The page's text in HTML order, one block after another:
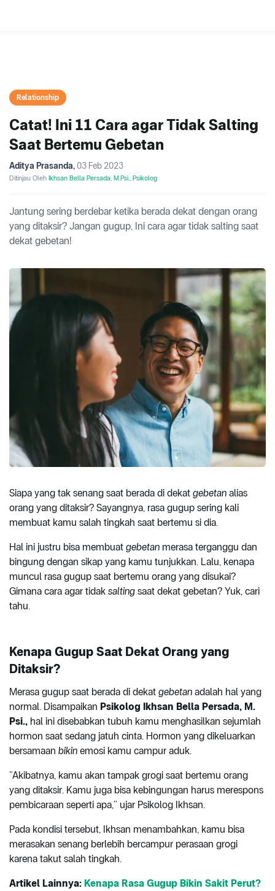
Relationship
Catat! Ini 11 Cara agar Tidak Salting
Saat Bertemu Gebetan
Aditya Prasanda, 03 Feb 2023
Ditinjau Oleh Ikhsan Bella Persada, M.Psi., Psikolog
Jantung sering berdebar ketika berada dekat dengan orang
yang ditaksir? Jangan gugup, Ini cara agar tidak salting saat
dekat gebetan!
Siapa yang tak senang saat berada di dekat gebetan alias
orang yang ditaksir? Sayangnya, rasa gugup sering kali
membuat kamu salah tingkah saat bertemu si dia.
Hal ini justru bisa membuat gebetan merasa terganggu dan
bingung dengan sikap yang kamu tunjukkan. Lalu, kenapa
muncul rasa gugup saat bertemu orang yang disukai?
Gimana cara agar tidak salting saat dekat gebetan? Yuk, cari
tahu.
Kenapa Gugup Saat Dekat Orang yang
Ditaksir?
Merasa gugup saat berada di dekat gebetan adalah hal yang
normal. Disampaikan Psikolog Ikhsan Bella Persada, M.
Psi., hal ini disebabkan tubuh kamu menghasilkan sejumlah
hormon saat sedang jatuh cinta. Hormon yang dikeluarkan
bersamaan bikin emosi kamu campur aduk.
“Akibatnya, kamu akan tampak grogi saat bertemu orang
yang ditaksir. Kamu juga bisa kebingungan harus merespons
pembicaraan seperti apa,” ujar Psikolog Ikhsan.
Pada kondisi tersebut, Ikhsan menambahkan, kamu bisa
merasakan senang berlebih bercampur perasaan grogi
karena takut salah tingkah.
Artikel Lainnya: Kenapa Rasa Gugup Bikin Sakit Perut?